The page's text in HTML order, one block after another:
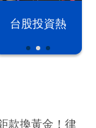
台股投資熱
外甥苦拚多年
時「想過不要
款換黃金！律